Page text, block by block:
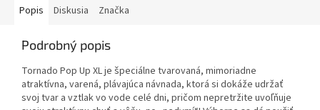
Popis Diskusia Značka
Podrobný popis
Tornado Pop Up XL je špeciálne tvarovaná, mimoriadne
atraktívna, varená, plávajúca návnada, ktorá si dokáže udržať
svoj tvar a vztlak vo vode celé dni, pričom nepretržite uvoľňuje